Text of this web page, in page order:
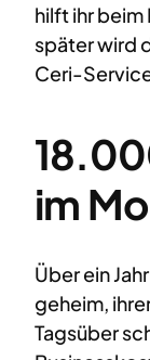
hilft ihr beim
später wird
Ceri-
im
Über ein
geheim,
Tagsüber